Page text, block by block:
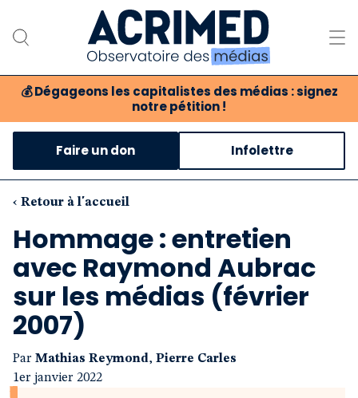
💰 Dégageons les capitalistes des médias : signez
notre pétition !
Notre association
Notre critique des médias
Nos propositions
Notre revue
Boutique
Faire un don Infolettre
‹ Retour à l'accueil
Hommage : entretien
avec Raymond Aubrac
sur les médias (février
2007)
Par Mathias Reymond, Pierre Carles
1er janvier 2022